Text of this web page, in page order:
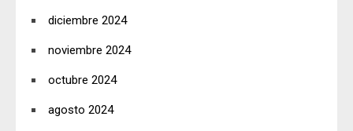
diciembre 2024
noviembre 2024
octubre 2024
agosto 2024